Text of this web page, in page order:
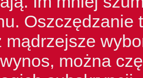
Oszczędzanie
mądrzejsze
można